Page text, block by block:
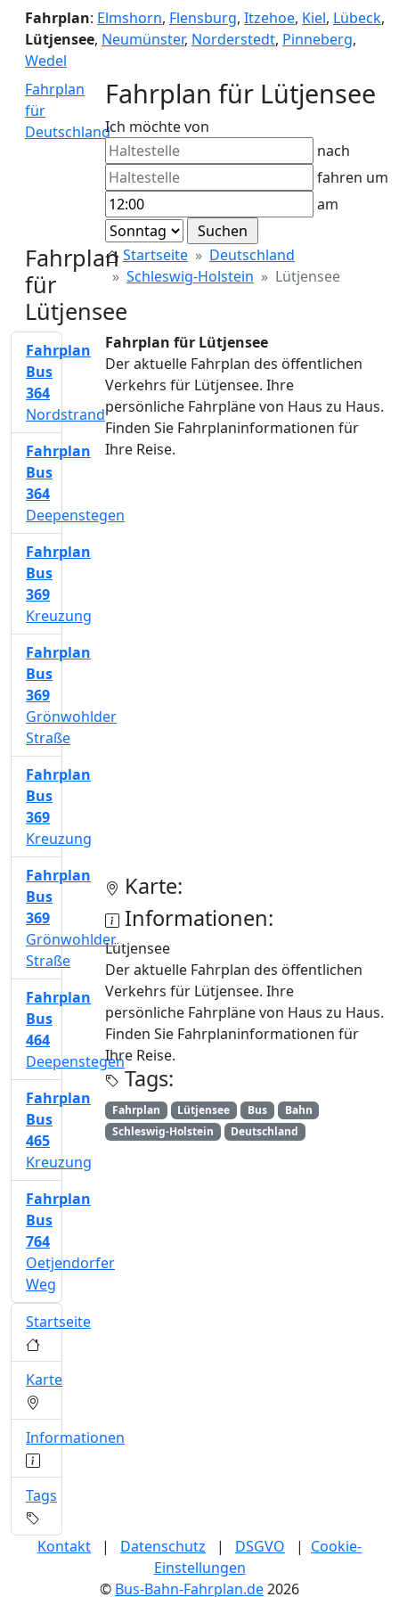
Fahrplan: Elmshorn, Flensburg, Itzehoe, Kiel, Lübeck,
Lütjensee, Neumünster, Norderstedt, Pinneberg,
Wedel
Fahrplan
für
Deutschland
Fahrplan für Lütjensee
Ich möchte von
nach
fahren um
am
Fahrplan
für
Lütjensee
Startseite
Deutschland
Schleswig-Holstein
Lütjensee
Fahrplan für Lütjensee
Der aktuelle Fahrplan des öffentlichen
Verkehrs für Lütjensee. Ihre
persönliche Fahrpläne von Haus zu Haus.
Finden Sie Fahrplaninformationen für
Ihre Reise.
Karte:
Informationen:
Lütjensee
Der aktuelle Fahrplan des öffentlichen
Verkehrs für Lütjensee. Ihre
persönliche Fahrpläne von Haus zu Haus.
Finden Sie Fahrplaninformationen für
Ihre Reise.
Tags:
Fahrplan Lütjensee Bus
Bahn
Schleswig-Holstein
Deutschland
Fahrplan
Bus
364
Nordstrand
Fahrplan
Bus
364
Deepenstegen
Fahrplan
Bus
369
Kreuzung
Fahrplan
Bus
369
Grönwohlder
Straße
Fahrplan
Bus
369
Kreuzung
Fahrplan
Bus
369
Grönwohlder
Straße
Fahrplan
Bus
464
Deepenstegen
Fahrplan
Bus
465
Kreuzung
Fahrplan
Bus
764
Oetjendorfer
Weg
Startseite
Karte
Informationen
Tags
Kontakt | Datenschutz | DSGVO | Cookie-
Einstellungen
© Bus-Bahn-Fahrplan.de2026